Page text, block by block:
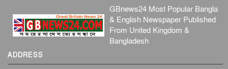
GBnews24 Most Popular Bangla
& English Newspaper Published
From United Kingdom &
Bangladesh
ADDRESS